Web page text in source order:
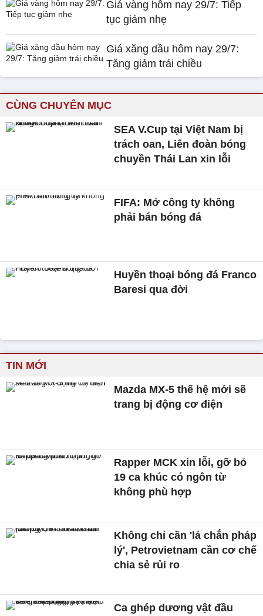
Giá vàng hôm nay 29/7: Tiếp
tục giảm nhẹ
Giá xăng dầu hôm nay 29/7:
Tăng giảm trái chiều
CÙNG CHUYÊN MỤC
SEA V.Cup tại Việt Nam bị
trách oan, Liên đoàn bóng
chuyền Thái Lan xin lỗi
FIFA: Mở công ty không
phải bán bóng đá
Huyền thoại bóng đá Franco
Baresi qua đời
TIN MỚI
Mazda MX-5 thế hệ mới sẽ
trang bị động cơ điện
Rapper MCK xin lỗi, gỡ bỏ
19 ca khúc có ngôn từ
không phù hợp
Không chỉ cần 'lá chắn pháp
lý', Petrovietnam cần cơ chế
chia sẻ rủi ro
Ca ghép dương vật đầu